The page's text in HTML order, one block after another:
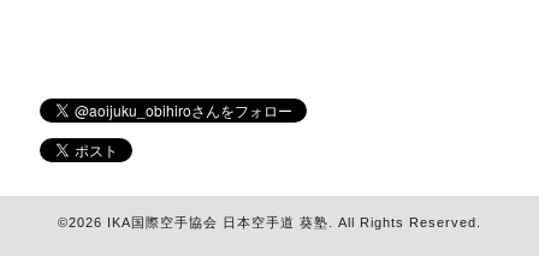
©2026 IKA国際空手協会 日本空手道 葵塾 . All Rights Reserved.